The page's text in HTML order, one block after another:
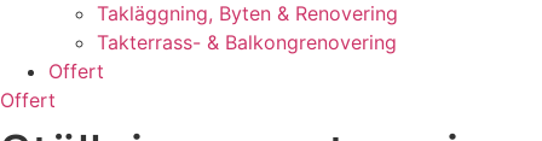
Takläggning, Byten & Renovering
Takterrass- & Balkongrenovering
Offert
Offert